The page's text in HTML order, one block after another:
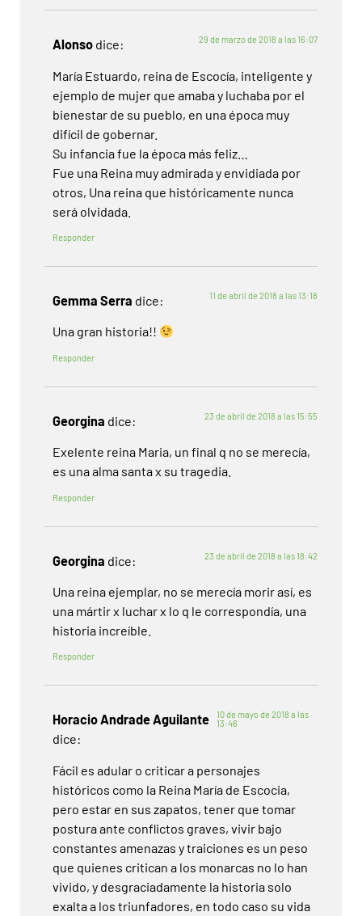
Alonso dice: 29 de marzo de 2018 a las 16:07
María Estuardo, reina de Escocía, inteligente y
ejemplo de mujer que amaba y luchaba por el
bienestar de su pueblo, en una época muy
difícil de gobernar.
Su infancia fue la época más feliz…
Fue una Reina muy admirada y envidiada por
otros, Una reina que históricamente nunca
será olvidada.
Responder
Gemma Serra dice: 11 de abril de 2018 a las 13:18
Una gran historia!!
Responder
Georgina dice: 23 de abril de 2018 a las 15:55
Exelente reina Maria, un final q no se merecía,
es una alma santa x su tragedia.
Responder
Georgina dice: 23 de abril de 2018 a las 18:42
Una reina ejemplar, no se merecía morir así, es
una mártir x luchar x lo q le correspondía, una
historia increíble.
Responder
Horacio Andrade Aguilante
dice:
10 de mayo de 2018 a las
13:46
Fácil es adular o criticar a personajes
históricos como la Reina María de Escocia,
pero estar en sus zapatos, tener que tomar
postura ante conflictos graves, vivir bajo
constantes amenazas y traiciones es un peso
que quienes critican a los monarcas no lo han
vivido, y desgraciadamente la historia solo
exalta a los triunfadores, en todo caso su vida